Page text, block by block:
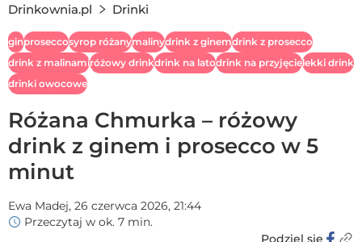
Drinkownia.pl Drinki
ginproseccosyrop różanymalinydrink z ginemdrink z prosecco
drink z malinamiróżowy drinkdrink na latodrink na przyjęcielekki drink
drinki owocowe
Różana Chmurka – różowy
drink z ginem i prosecco w 5
minut
Ewa Madej, 26 czerwca 2026, 21:44
Przeczytaj w ok. 7 min.
Podziel się